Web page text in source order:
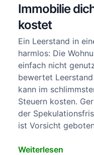
Immobilie
kostet
Ein Leerstand in
harmlos: Die
einfach nicht
bewertet
kann im
Steuern kosten.
der
ist Vorsicht
Weiterlesen